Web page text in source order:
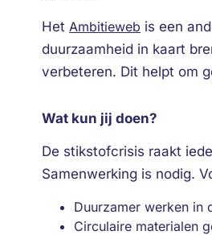
Het Ambitieweb is een
duurzaamheid in kaart
verbeteren. Dit helpt om
Wat kun jij doen?
De stikstofcrisis raakt
Samenwerking is nodig.
Duurzamer werken in
Circulaire materialen